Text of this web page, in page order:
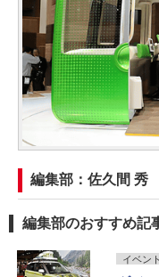
編集部：佐久間 秀
編集部のおすすめ記
イベン